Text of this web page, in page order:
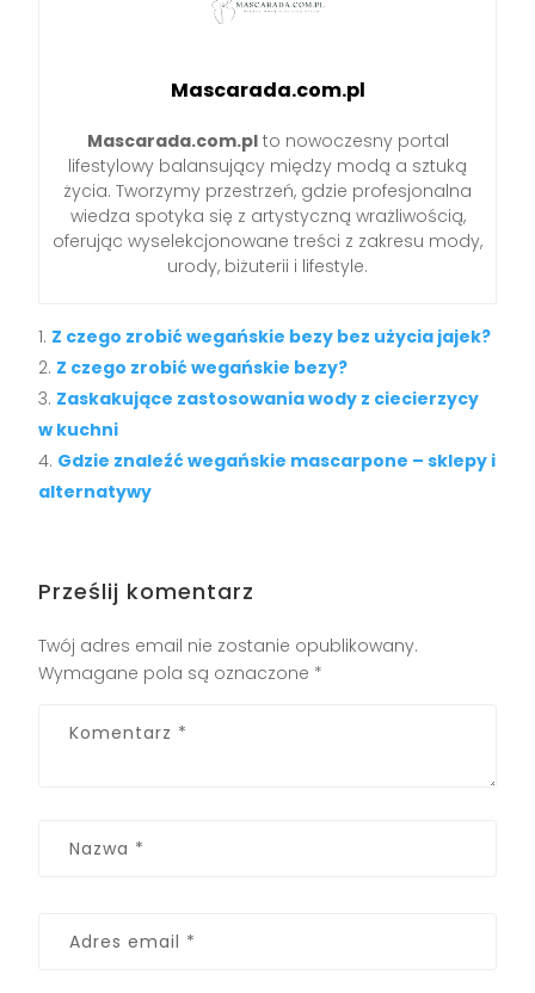
Mascarada.com.pl
Mascarada.com.plto nowoczesny portal
lifestylowy balansujący między modą a sztuką
życia. Tworzymy przestrzeń, gdzie profesjonalna
wiedza spotyka się z artystyczną wrażliwością,
oferując wyselekcjonowane treści z zakresu mody,
urody, biżuterii i lifestyle.
Z czego zrobić wegańskie bezy bez użycia jajek?
Z czego zrobić wegańskie bezy?
Zaskakujące zastosowania wody z ciecierzycy
w kuchni
Gdzie znaleźć wegańskie mascarpone – sklepy i
alternatywy
Prześlij komentarz
Twój adres email nie zostanie opublikowany.
Wymagane pola są oznaczone *